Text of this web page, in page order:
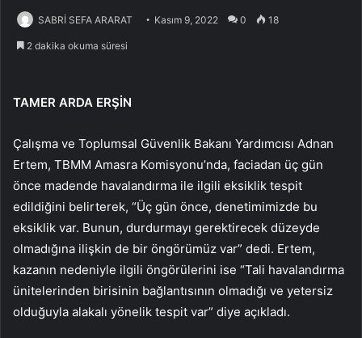
SABRİ SEFA ARARAT Kasım 9, 2022 0 18
2 dakika okuma süresi
TAMER ARDA ERŞİN
Çalışma ve Toplumsal Güvenlik Bakanı Yardımcısı Adnan
Ertem, TBMM Amasra Komisyonu’nda, faciadan üç gün
önce madende havalandırma ile ilgili eksiklik tespit
edildiğini belirterek, “Üç gün önce, denetimimizde bu
eksiklik var. Bunun, durdurmayı gerektirecek düzeyde
olmadığına ilişkin de bir öngörümüz var” dedi. Ertem,
kazanın nedeniyle ilgili öngörülerini ise “Tali havalandırma
ünitelerinden birisinin bağlantısının olmadığı ve yetersiz
olduğuyla alakalı yönelik tespit var” diye açıkladı.